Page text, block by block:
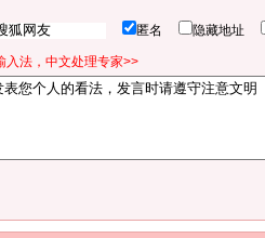
匿名 隐藏地址
入法，中文处理专家>>